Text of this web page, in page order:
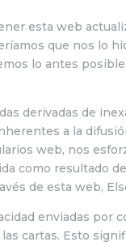
esta web
que nos lo
lo antes
derivadas de
a la
web, nos
como resultado
de esta web,
enviadas por
cartas. Esto